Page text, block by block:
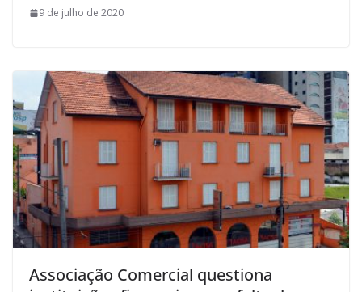
9 de julho de 2020
Associação Comercial questiona